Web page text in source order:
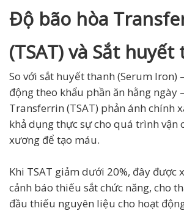
Độ bão hòa
(TSAT) và Sắt
So với sắt huyết thanh (Serum Iron)
động theo khẩu phần ăn hằng ngày
Transferrin (TSAT) phản ánh chính
khả dụng thực sự cho quá trình vận
xương để tạo máu.
Khi TSAT giảm dưới 20%, đây được
cảnh báo thiếu sắt chức năng, cho
đầu thiếu nguyên liệu cho hoạt